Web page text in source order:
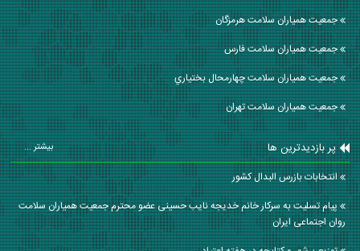
جمعیت همیاران سلامت هرمزگان
جمعیت همیاران سلامت فارس
جمعیت همیاران سلامت چهارمحال بختياري
جمعیت همیاران سلامت تهران
پر بازدیدترین ها بیشتر ...
انتخابات بازرس البدال كشور
پیام تسلیت به سرکار خانم خدیجه نایب حسینی عضو محترم جمعیت همیاران سلامت
روان اجتماعی ایران